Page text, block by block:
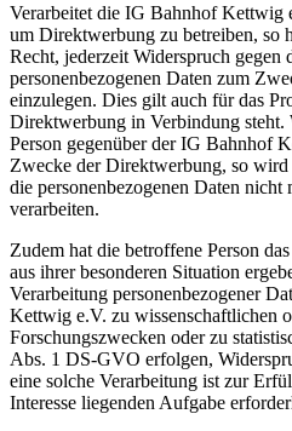
Verarbeitet die IG Bahnhof Kettwig
um Direktwerbung zu betreiben, so
Recht, jederzeit Widerspruch gegen
personenbezogenen Daten zum
einzulegen. Dies gilt auch für das
Direktwerbung in Verbindung steht.
Person gegenüber der IG Bahnhof
Zwecke der Direktwerbung, so
die personenbezogenen Daten
verarbeiten.
Zudem hat die betroffene Person
aus ihrer besonderen Situation
Verarbeitung personenbezogener
Kettwig e.V. zu wissenschaftlichen
Forschungszwecken oder zu
Abs. 1 DS-GVO erfolgen,
eine solche Verarbeitung ist zur
Interesse liegenden Aufgabe